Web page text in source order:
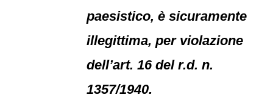
paesistico, è sicuramente
illegittima, per violazione
dell’art. 16 del r.d. n.
1357/1940.